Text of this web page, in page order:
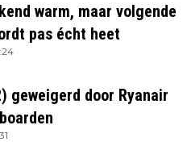
warm, maar volgende
pas écht heet
geweigerd door Ryanair